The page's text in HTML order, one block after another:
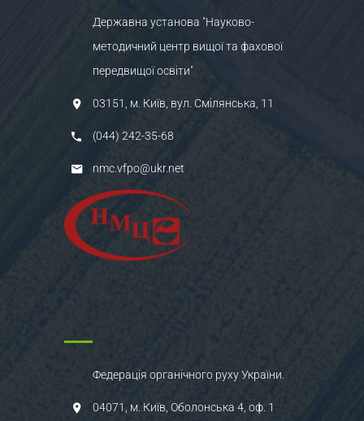
Державна установа "Науково-
методичний центр вищої та фахової
передвищої освіти"
03151, м. Київ, вул. Смілянська, 11
(044) 242-35-68
nmc.vfpo@ukr.net
Федерація органічного руху України.
04071, м. Київ, Оболонська 4, оф. 1